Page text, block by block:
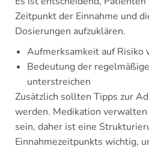
Zeitpunkt der Einnahme und
Dosierungen aufzuklären.
Aufmerksamkeit auf Risiko
Bedeutung der
unterstreichen
Zusätzlich sollten Tipps zur
werden. Medikation
sein, daher ist eine
Einnahmezeitpunkts wichtig,